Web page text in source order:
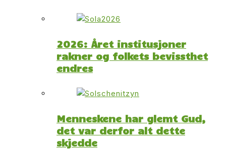
2026: Året institusjoner
rakner og folkets bevissthet
endres
Menneskene har glemt Gud,
det var derfor alt dette
skjedde